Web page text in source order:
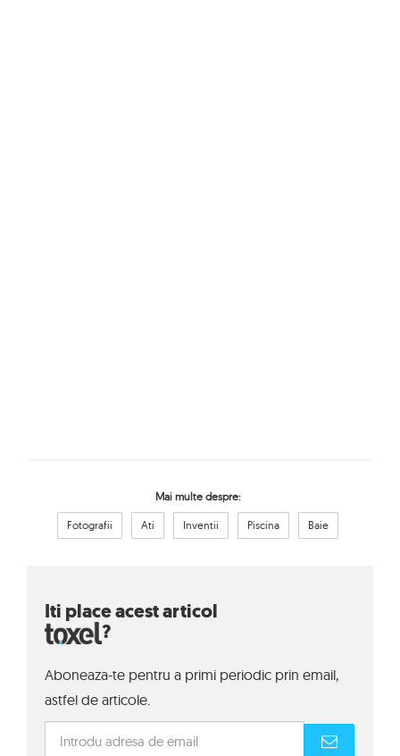
Mai multe despre:
Fotografii Ati Inventii Piscina Baie
Iti place acest articol
?
Aboneaza-te pentru a primi periodic prin email,
astfel de articole.